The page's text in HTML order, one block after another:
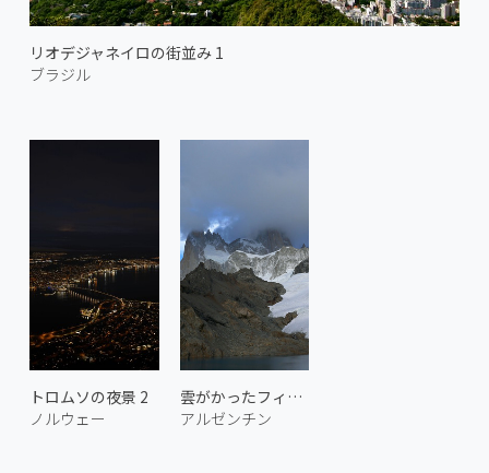
リオデジャネイロの街並み 1
ブラジル
トロムソの夜景 2
ノルウェー
雲がかったフィッツ・ロイ
アルゼンチン